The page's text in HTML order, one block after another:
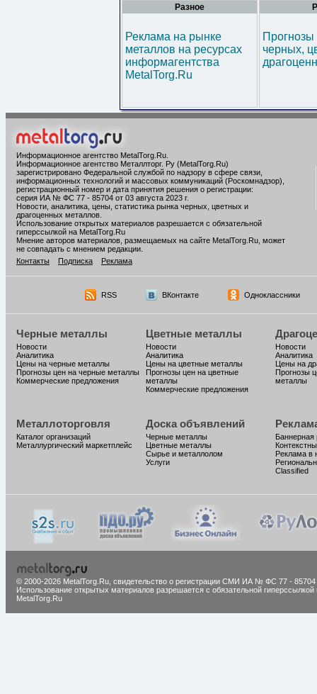
Разное
Реклама на рынке
металлов на ресурсах
информагентства
MetalTorg.Ru
черных,
Информационное агентство MetalTorg.Ru
Информационное агентство Металлторг. Ру (MetalTorg.Ru)
зарегистрировано Федеральной службой по надзору в сфере связи,
информационных технологий и массовых коммуникаций (Роскомнадзор),
регистрационный номер и дата принятия решения о регистрации:
серия ИА № ФС 77 - 85704 от 03 августа 2023 г.
Новости, аналитика, цены, статистика рынка черных, цветных и
драгоценных металлов.
Использование открытых материалов разрешается с обязательной
гиперссылкой на MetalTorg.Ru
Мнение авторов материалов, размещаемых на сайте MetalTorg.Ru, может
не совпадать с мнением редакции.
Контакты
Подписка Реклама
RSS ВКонтакте Одноклассники
Черные металлы
Новости
Аналитика
Цены на черные металлы
Прогнозы цен на черные металлы
Коммерческие предложения
Цветные металлы
Новости
Аналитика
Цены на цветные металлы
Прогнозы цен на цветные
металлы
Коммерческие предложения
Новости
Аналитика
Цены на
Прогнозы
металлы
Металлоторговля
Каталог организаций
Металлургический маркетплейс
Доска объявлений
Черные металлы
Цветные металлы
Сырье и металлолом
Услуги
Баннерная
Реклама в
Classified
© 2000-2026 MetalTorg.Ru, cвидетельство о регистрации СМИ ИА № ФС 77 - 85704
Использование открытых материалов разрешается с обязательной гиперссылкой
MetalTorg.Ru